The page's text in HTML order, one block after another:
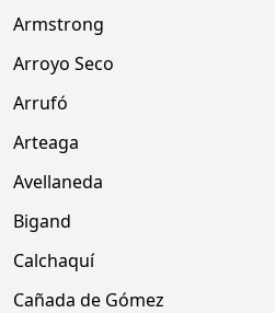
Armstrong
Arroyo Seco
Arrufó
Arteaga
Avellaneda
Bigand
Calchaquí
Cañada de Gómez